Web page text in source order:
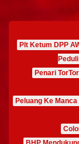
Plt Ketum DPP
Penari
Peluang Ke